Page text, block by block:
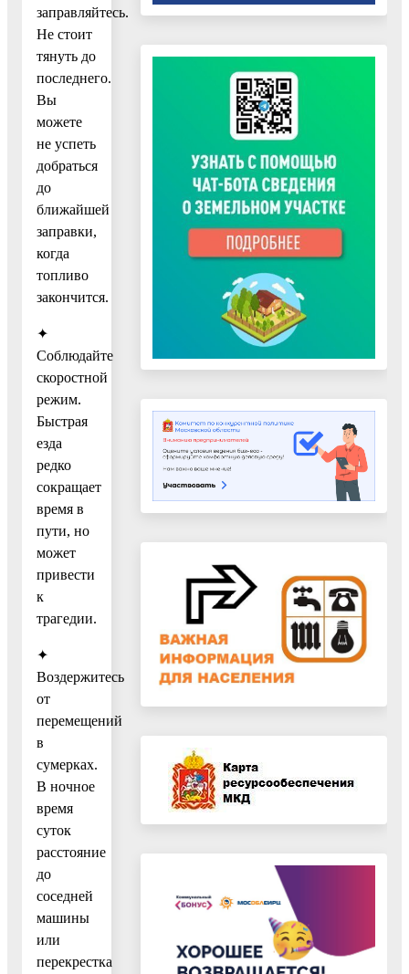
заправляйтесь.
Не стоит
тянуть до
последнего.
Вы
можете
не успеть
добраться
до
ближайшей
заправки,
когда
топливо
закончится.
✦
Соблюдайте
скоростной
режим.
Быстрая
езда
редко
сокращает
время в
пути, но
может
привести
к
трагедии.
✦
Воздержитесь
от
перемещений
в
сумерках.
В ночное
время
суток
расстояние
до
соседней
машины
или
перекрестка